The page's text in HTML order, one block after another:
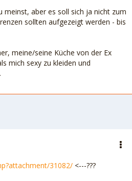
meinst, aber es soll sich ja nicht zum
sollten aufgezeigt werden - bis
meine/seine Küche von der Ex
mich sexy zu kleiden und
31082/ <---???